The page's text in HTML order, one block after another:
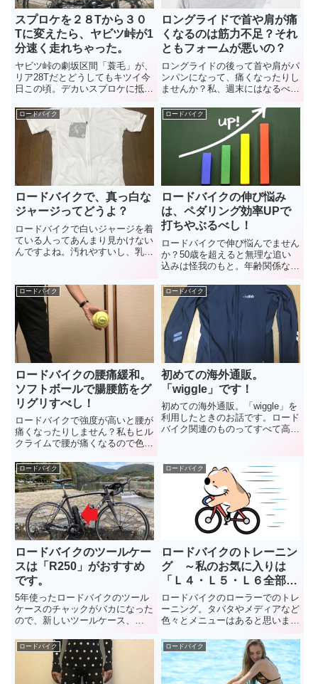
スプロケを２８Tから３０
Tに変えたら、ヤビツ峠が1
分速く走れちゃった。
ヤビツ峠の劇坂区間「蓑毛」が、
リア28Tだとどうしてもキツイ今
日この頃。デカいスプロケに抵抗
「フルームだって、リア32Tとか
使ってますよ」の言葉に、ついに
禁断の30Tを導入！ヤビツ峠で果
たして効果はあったのか？！
ロングライドで首や肩が痛
くなるのは筋力不足？それ
ともフォームが悪いの？
ロングライドの後って首や肩がパ
ンパンになって、痛くなったりし
ませんか？私、週末にはなるべく
で、月曜の朝なんか本当に辛いん
です。そこでロードバイクに乗っ
た時の首や肩の痛みの原因と対処
法を調べてみました。
ロードバイク
ロードバイクで、真っ白な
ジャージってどうよ？
ロードバイクで白いジャージを着
ている人ってあんまり見かけない
んですよね。汚れやすいし、乳首
らないし・・・。今回、Wiggleで
「Twin Six」というメーカーの
「真っ白な半袖ジャージ」をポチ
リ。さっそくレビューしてみま
す。
ロードバイク
ロードバイクの伸び悩み
は、ペダリング効率UPで
打ちやぶるべし！
ロードバイクで伸び悩んでません
か？50歳を超えると無理な追い
込みは怪我のもと。年齢関係なく
UP」で、打破しましょう。「高
ケイデンス」と「低ケイデン
ス」。これがペダリング効率UP
のキモ、らしいです。
ロードバイク
ロードバイクの腰痛緩和。
ソフトボールで腸腰筋をグ
リグリすべし！
ロードバイクで強度が高いと腰が
痛くなったりしません？私もヒル
クライムで腰が痛くなるので色々
果があったのが、ソフトボールを
使った筋膜リリース。しかも腰で
はなく、おへその横をグリグリ。
これが腰痛に劇的に効くんです！
ロードバイク
初めての海外通販。
「wiggle」です！
初めての海外通販。「wiggle」を
利用したときのお話です。ロード
バイク関連のものってすべて高す
りたいんです。少しでも自衛する
ために、海外通販「wiggle」にト
ライした時のお話です。
ロードバイク
ロードバイクのツールケー
スは「R250」がおすすめ
です。
5年使ったロードバイクのツール
ケースのチャックがバカになった
ので、新しいツールケース、
入。大容量のこのツールケースに
どれだけ入るのか？私の実際のツ
ールケースの中身をお見せしたい
と思います。
ロードバイク
ロードバイクのトレーニン
グ ～私のお気に入りは
「Ｌ４・Ｌ５・Ｌ６全部盛
り！」トレーニングです。
ロードバイクのローラーでのトレ
ーニング。タバタやメディアなど
色々とメニューはあると思います
いのか迷いますよね？私がトレー
ニングメニューに迷った時にやる
のは、「Ｌ４・Ｌ５・Ｌ６全部盛
り！」のトレーニングです。
ロードバイク ロードバイク